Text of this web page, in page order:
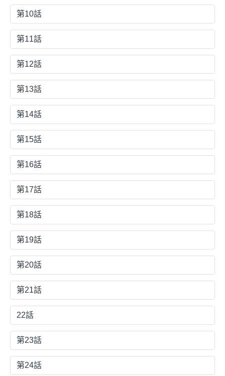
第10話
第11話
第12話
第13話
第14話
第15話
第16話
第17話
第18話
第19話
第20話
第21話
22話
第23話
第24話